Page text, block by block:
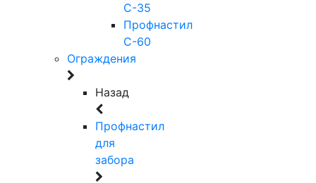
С-35
Профнастил
С-60
Ограждения
Назад
Профнастил
для
забора